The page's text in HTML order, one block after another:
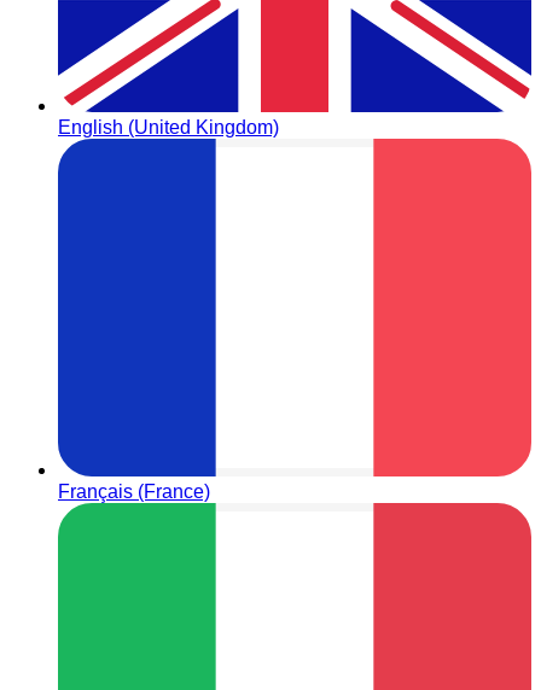
English (United Kingdom)
Français (France)